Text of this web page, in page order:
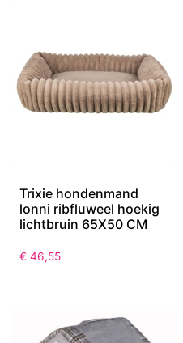
Trixie hondenmand
lonni ribfluweel hoekig
lichtbruin 65X50 CM
€ 46,55